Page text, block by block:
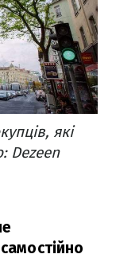
які
Dezeen